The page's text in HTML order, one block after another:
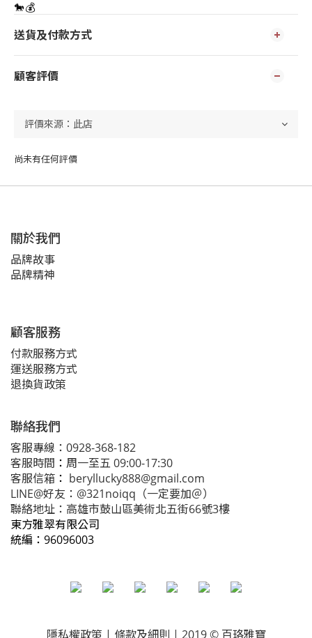
送貨及付款方式
顧客評價
尚未有任何評價
關於我們
品牌故事
品牌精神
顧客服務
付款服務方式
運送服務方式
退換貨政策
聯絡我們
客服專線：0928-368-182
客服時間 ： 周一至五 09:00-17:30
客服信箱 ： beryllucky888@gmail.com
LINE@好友：@321noiqq（一定要加＠）
聯絡地址：高雄市鼓山區美術北五街66號3樓
東方雅翠有限公司
統編： 96096003
隱私權政策 | 條款及細則 | 2019 © 百珞雅寶